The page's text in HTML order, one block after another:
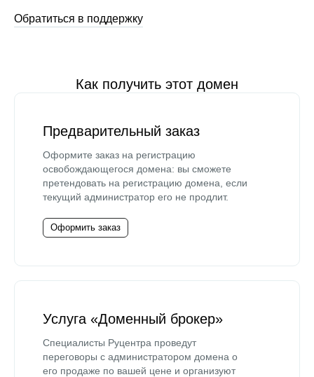
Обратиться в поддержку
Как получить этот домен
Предварительный заказ
Оформите заказ на регистрацию
освобождающегося домена: вы сможете
претендовать на регистрацию домена, если
текущий администратор его не продлит.
Оформить заказ
Услуга «Доменный брокер»
Специалисты Руцентра проведут
переговоры с администратором домена о
его продаже по вашей цене и организуют